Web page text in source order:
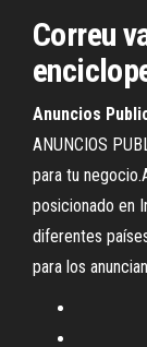
Correu
Anuncios
ANUNCIOS
para tu
posicionado en
diferentes
para los